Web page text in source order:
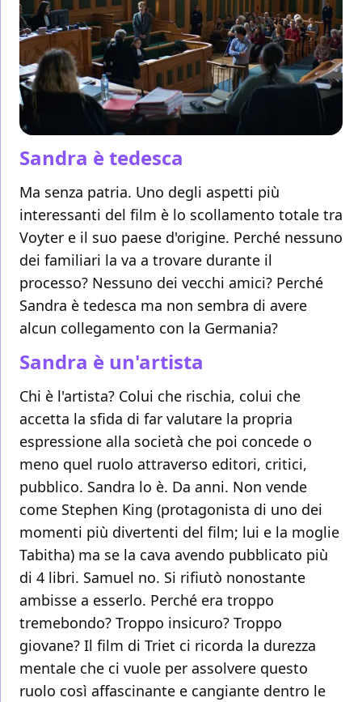
Sandra è tedesca
Ma senza patria. Uno degli aspetti più
interessanti del film è lo scollamento totale tra
Voyter e il suo paese d'origine. Perché nessuno
dei familiari la va a trovare durante il
processo? Nessuno dei vecchi amici? Perché
Sandra è tedesca ma non sembra di avere
alcun collegamento con la Germania?
Sandra è un'artista
Chi è l'artista? Colui che rischia, colui che
accetta la sfida di far valutare la propria
espressione alla società che poi concede o
meno quel ruolo attraverso editori, critici,
pubblico. Sandra lo è. Da anni. Non vende
come Stephen King (protagonista di uno dei
momenti più divertenti del film; lui e la moglie
Tabitha) ma se la cava avendo pubblicato più
di 4 libri. Samuel no. Si rifiutò nonostante
ambisse a esserlo. Perché era troppo
tremebondo? Troppo insicuro? Troppo
giovane? Il film di Triet ci ricorda la durezza
mentale che ci vuole per assolvere questo
ruolo così affascinante e cangiante dentro le